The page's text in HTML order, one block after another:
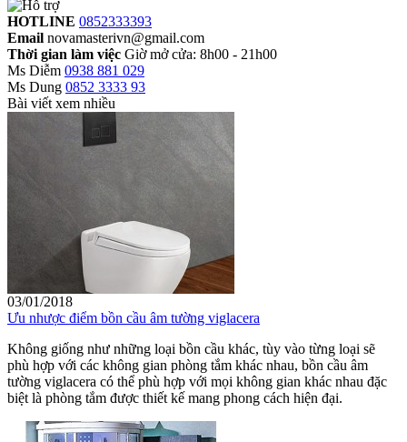
HOTLINE 0852333393
Email novamasterivn@gmail.com
Thời gian làm việc Giờ mở cửa: 8h00 - 21h00
Ms Diễm 0938 881 029
Ms Dung 0852 3333 93
Bài viết xem nhiều
03/01/2018
Ưu nhược điểm bồn cầu âm tường viglacera
Không giống như những loại bồn cầu khác, tùy vào từng loại sẽ
phù hợp với các không gian phòng tắm khác nhau, bồn cầu âm
tường viglacera có thể phù hợp với mọi không gian khác nhau đặc
biệt là phòng tắm được thiết kế mang phong cách hiện đại.